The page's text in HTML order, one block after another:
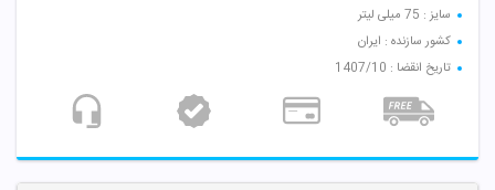
سایز : 75 میلی لیتر
کشور سازنده : ایران
تاریخ انقضا : 1407/10